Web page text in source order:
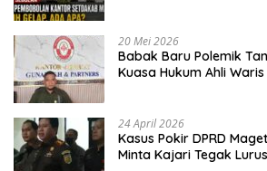
20 Mei 2026
Babak Baru Polemik
Kuasa Hukum Ahli
24 April 2026
Kasus Pokir DPRD
Minta Kajari Tegak